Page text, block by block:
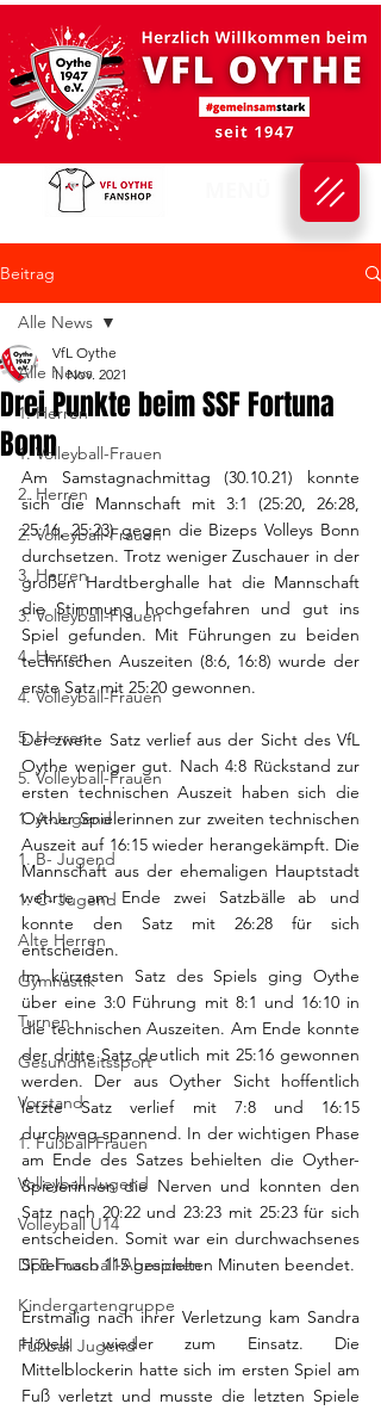
Beitrag
Alle News
1. Herren
1. Volleyball-Frauen
2. Herren
2. Volleyball-Frauen
3. Herren
3. Volleyball-Frauen
4. Herren
4. Volleyball-Frauen
5. Herren
5. Volleyball-Frauen
1. A-Jugend
1. B- Jugend
1. C- Jugend
Alte Herren
Gymnastik
Turnen
Gesundheitssport
Vorstand
1. Fußball Frauen
Volleyball Jugend
Volleyball U14
DFB-Fussball-Abzeichen
Kindergartengruppe
Fußball Jugend
Alle News
Drei Punkte beim SSF Fortuna
Bonn
VfL Oythe
1. Nov. 2021
Am Samstagnachmittag (30.10.21) konnte
sich die Mannschaft mit 3:1 (25:20, 26:28,
25:16, 25:23) gegen die Bizeps Volleys Bonn
durchsetzen. Trotz weniger Zuschauer in der
großen Hardtberghalle hat die Mannschaft
die Stimmung hochgefahren und gut ins
Spiel gefunden. Mit Führungen zu beiden
technischen Auszeiten (8:6, 16:8) wurde der
erste Satz mit 25:20 gewonnen.
Der zweite Satz verlief aus der Sicht des VfL
Oythe weniger gut. Nach 4:8 Rückstand zur
ersten technischen Auszeit haben sich die
Oyther Spielerinnen zur zweiten technischen
Auszeit auf 16:15 wieder herangekämpft. Die
Mannschaft aus der ehemaligen Hauptstadt
wehrte am Ende zwei Satzbälle ab und
konnte den Satz mit 26:28 für sich
entscheiden.
Im kürzesten Satz des Spiels ging Oythe
über eine 3:0 Führung mit 8:1 und 16:10 in
die technischen Auszeiten. Am Ende konnte
der dritte Satz deutlich mit 25:16 gewonnen
werden. Der aus Oyther Sicht hoffentlich
letzte Satz verlief mit 7:8 und 16:15
durchweg spannend. In der wichtigen Phase
am Ende des Satzes behielten die Oyther-
Spielerinnen die Nerven und konnten den
Satz nach 20:22 und 23:23 mit 25:23 für sich
entscheiden. Somit war ein durchwachsenes
Spiel nach 115 gespielten Minuten beendet.
Erstmalig nach ihrer Verletzung kam Sandra
Hövels wieder zum Einsatz. Die
Mittelblockerin hatte sich im ersten Spiel am
Fuß verletzt und musste die letzten Spiele